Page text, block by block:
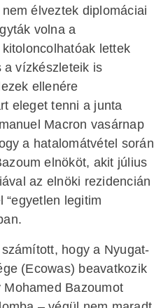
élveztek diplomáciai
volna a
lettek
a vízkészleteik is
ellenére
eleget tenni a junta
Macron vasárnap
a hatalomátvétel során
elnököt, akit július
az elnöki rezidencián
“egyetlen legitim
hogy a Nyugat-
(Ecowas) beavatkozik
Bazoumot